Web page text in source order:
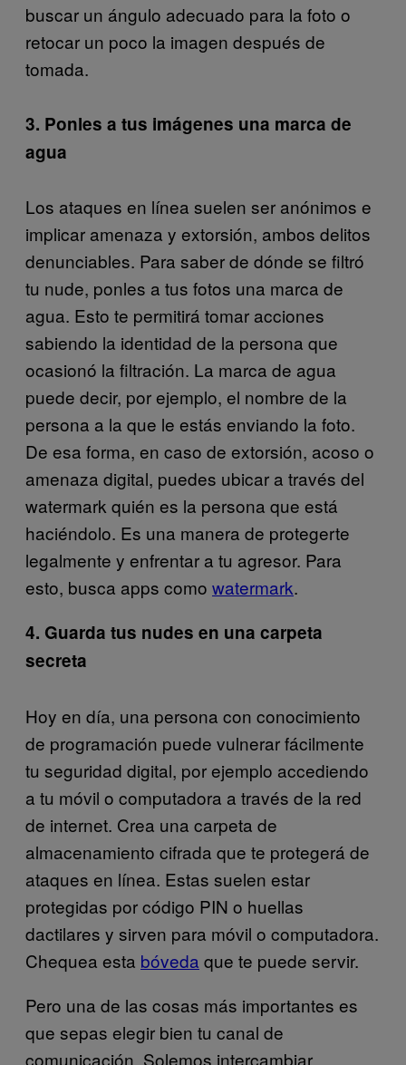
buscar un ángulo adecuado para la foto o
retocar un poco la imagen después de
tomada.
3. Ponles a tus imágenes una marca de
agua
Los ataques en línea suelen ser anónimos e
implicar amenaza y extorsión, ambos delitos
denunciables. Para saber de dónde se filtró
tu nude, ponles a tus fotos una marca de
agua. Esto te permitirá tomar acciones
sabiendo la identidad de la persona que
ocasionó la filtración. La marca de agua
puede decir, por ejemplo, el nombre de la
persona a la que le estás enviando la foto.
De esa forma, en caso de extorsión, acoso o
amenaza digital, puedes ubicar a través del
watermark quién es la persona que está
haciéndolo. Es una manera de protegerte
legalmente y enfrentar a tu agresor. Para
esto, busca apps como watermark.
4. Guarda tus nudes en una carpeta
secreta
Hoy en día, una persona con conocimiento
de programación puede vulnerar fácilmente
tu seguridad digital, por ejemplo accediendo
a tu móvil o computadora a través de la red
de internet. Crea una carpeta de
almacenamiento cifrada que te protegerá de
ataques en línea. Estas suelen estar
protegidas por código PIN o huellas
dactilares y sirven para móvil o computadora.
Chequea esta bóveda que te puede servir.
Pero una de las cosas más importantes es
que sepas elegir bien tu canal de
comunicación. Solemos intercambiar